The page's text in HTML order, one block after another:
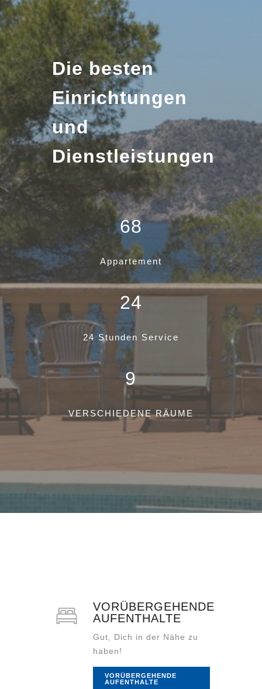
Die besten
Einrichtungen
und
Dienstleistungen
68
Appartement
24
24 Stunden Service
9
VERSCHIEDENE RÄUME
VORÜBERGEHENDE
AUFENTHALTE
Gut, Dich in der Nähe zu
haben!
VORÜBERGEHENDE
AUFENTHALTE